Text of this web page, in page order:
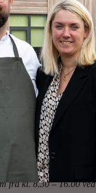
hjernens muligheder,
fra kl. 8.30 – 16.00